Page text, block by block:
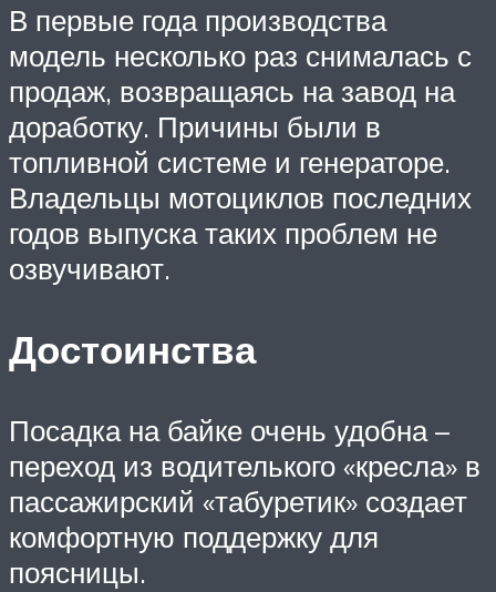
В первые года производства
модель несколько раз снималась с
продаж, возвращаясь на завод на
доработку. Причины были в
топливной системе и генераторе.
Владельцы мотоциклов последних
годов выпуска таких проблем не
озвучивают.
Достоинства
Посадка на байке очень удобна –
переход из водителького «кресла» в
пассажирский «табуретик» создает
комфортную поддержку для
поясницы.